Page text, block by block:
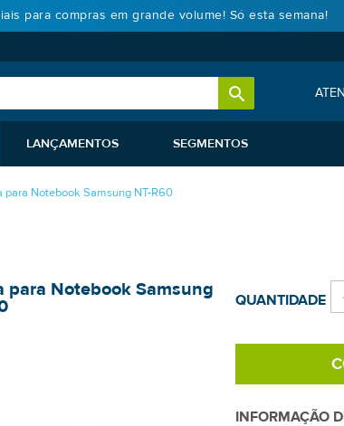
para compras em grande volume! Só esta semana!
LANÇAMENTOS SEGMENTOS
para Notebook Samsung NT-R60
para Notebook Samsung QUANTIDADE
INFORMAÇÃO